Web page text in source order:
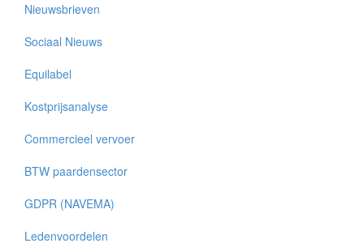
Nieuwsbrieven
Sociaal Nieuws
Equilabel
Kostprijsanalyse
Commercieel vervoer
BTW paardensector
GDPR (NAVEMA)
Ledenvoordelen